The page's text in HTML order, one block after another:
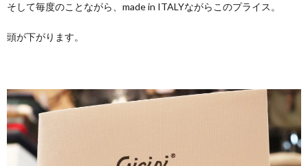
そして毎度のことながら、made in ITALYながらこのプライス。
頭が下がります。